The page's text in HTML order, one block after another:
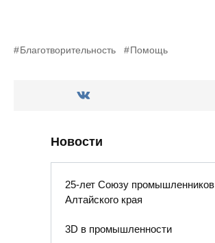
Благотворительность Помощь
Новости
25-лет Союзу промышленников
Алтайского края
3D в промышленности